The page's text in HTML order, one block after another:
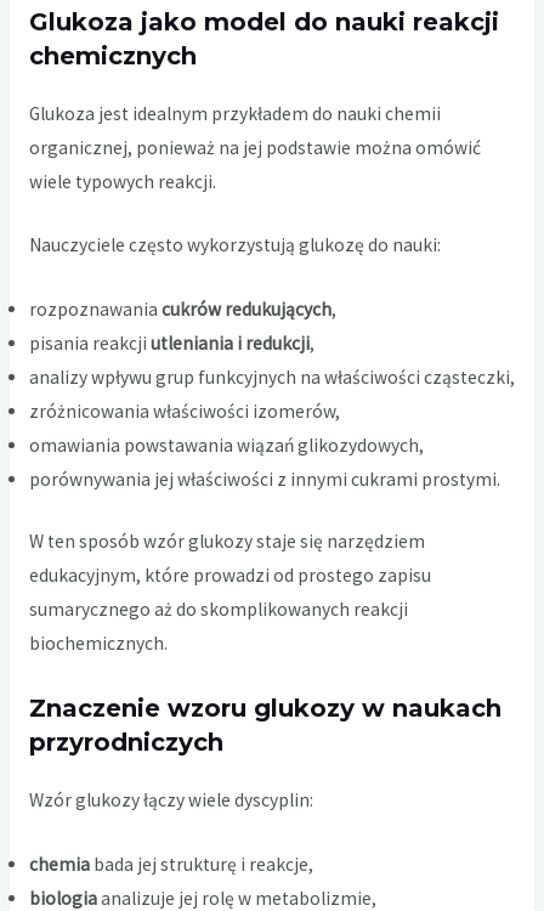
Glukoza jako model do nauki reakcji
chemicznych
Glukoza jest idealnym przykładem do nauki chemii
organicznej, ponieważ na jej podstawie można omówić
wiele typowych reakcji.
Nauczyciele często wykorzystują glukozę do nauki:
rozpoznawania cukrów redukujących,
pisania reakcji utleniania i redukcji,
analizy wpływu grup funkcyjnych na właściwości cząsteczki,
zróżnicowania właściwości izomerów,
omawiania powstawania wiązań glikozydowych,
porównywania jej właściwości z innymi cukrami prostymi.
W ten sposób wzór glukozy staje się narzędziem
edukacyjnym, które prowadzi od prostego zapisu
sumarycznego aż do skomplikowanych reakcji
biochemicznych.
Znaczenie wzoru glukozy w naukach
przyrodniczych
Wzór glukozy łączy wiele dyscyplin:
chemiabada jej strukturę i reakcje,
biologiaanalizuje jej rolę w metabolizmie,